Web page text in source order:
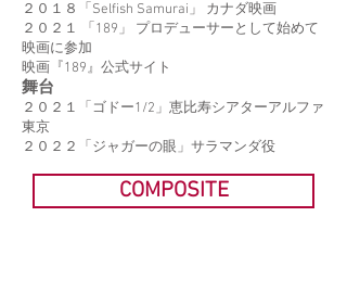
２０１８「Selfish Samurai」 カナダ映画
２０２１ 「189」 プロデューサーとして始めて
映画に参加
映画『189』公式サイト
舞台
２０２１「ゴドー1/2」恵比寿シアターアルファ
東京
２０２２「ジャガーの眼」サラマンダ役
COMPOSITE